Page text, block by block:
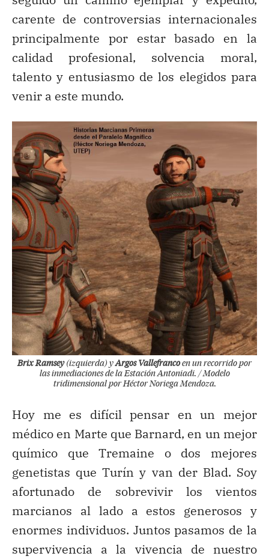
carente de controversias internacionales
principalmente por estar basado en la
calidad profesional, solvencia moral,
talento y entusiasmo de los elegidos para
venir a este mundo.
Brix Ramsey(izquierda) yArgos Vallefrancoen un recorrido por
las inmediaciones de la Estación Antoniadi. / Modelo
tridimensional por Héctor Noriega Mendoza.
Hoy me es difícil pensar en un mejor
médico en Marte que Barnard, en un mejor
químico que Tremaine o dos mejores
genetistas que Turín y van der Blad. Soy
afortunado de sobrevivir los vientos
marcianos al lado a estos generosos y
enormes individuos. Juntos pasamos de la
supervivencia a la vivencia de nuestro